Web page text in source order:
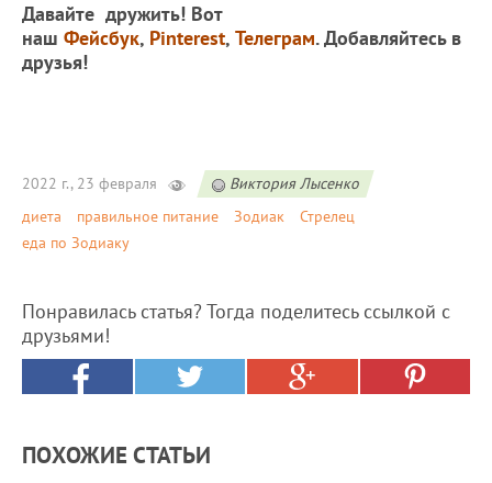
Давайте дружить! Вот
наш Фейсбук, Pinterest, Телеграм. Добавляйтесь в
друзья!
2022 г., 23 февраля
Виктория Лысенко
диета
правильное питание Зодиак
Стрелец
еда по Зодиаку
Понравилась статья? Тогда поделитесь ссылкой с
друзьями!
ПОХОЖИЕ СТАТЬИ